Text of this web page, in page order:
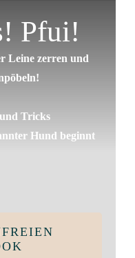
Pfui!
Leine zerren und
Tricks
Hund beginnt